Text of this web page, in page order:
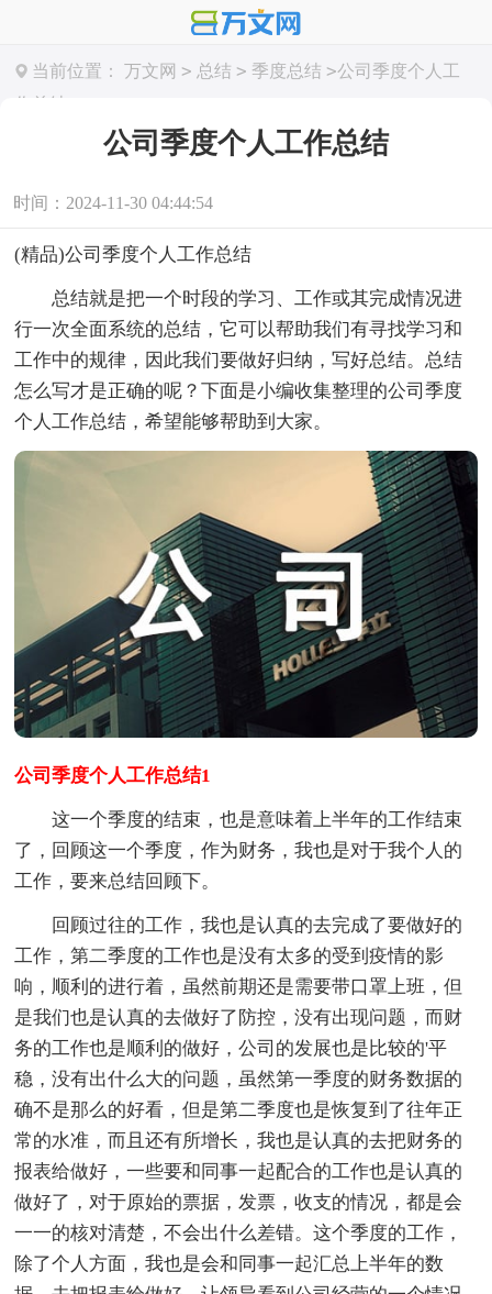
当前位置： 万文网 > 总结 > 季度总结 >公司季度个人工
作总结
公司季度个人工作总结
时间：2024-11-30 04:44:54
(精品)公司季度个人工作总结
总结就是把一个时段的学习、工作或其完成情况进
行一次全面系统的总结，它可以帮助我们有寻找学习和
工作中的规律，因此我们要做好归纳，写好总结。总结
怎么写才是正确的呢？下面是小编收集整理的公司季度
个人工作总结，希望能够帮助到大家。
公司季度个人工作总结1
这一个季度的结束，也是意味着上半年的工作结束
了，回顾这一个季度，作为财务，我也是对于我个人的
工作，要来总结回顾下。
回顾过往的工作，我也是认真的去完成了要做好的
工作，第二季度的工作也是没有太多的受到疫情的影
响，顺利的进行着，虽然前期还是需要带口罩上班，但
是我们也是认真的去做好了防控，没有出现问题，而财
务的工作也是顺利的做好，公司的发展也是比较的'平
稳，没有出什么大的问题，虽然第一季度的财务数据的
确不是那么的好看，但是第二季度也是恢复到了往年正
常的水准，而且还有所增长，我也是认真的去把财务的
报表给做好，一些要和同事一起配合的工作也是认真的
做好了，对于原始的票据，发票，收支的情况，都是会
一一的核对清楚，不会出什么差错。这个季度的工作，
除了个人方面，我也是会和同事一起汇总上半年的数